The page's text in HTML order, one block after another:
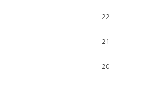
22
21
20